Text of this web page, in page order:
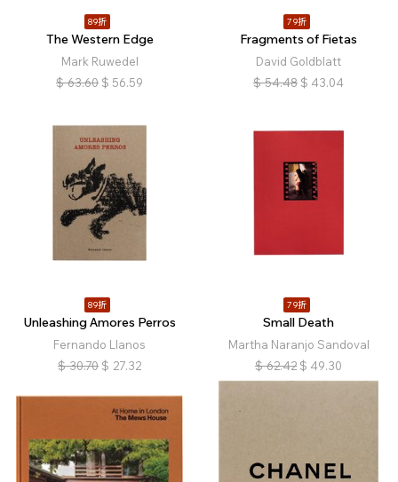
89折
The Western Edge
Mark Ruwedel
$ 63.60 $ 56.59
79折
Fragments of Fietas
David Goldblatt
$ 54.48 $ 43.04
89折
Unleashing Amores Perros
Fernando Llanos
$ 30.70 $ 27.32
79折
Small Death
Martha Naranjo Sandoval
$ 62.42 $ 49.30